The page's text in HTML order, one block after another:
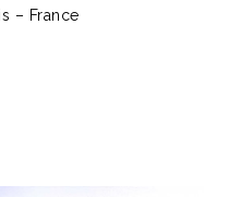
– France